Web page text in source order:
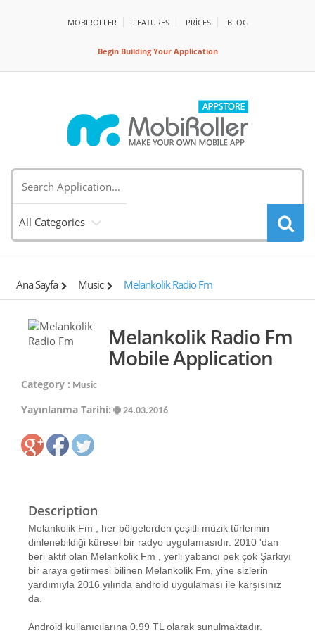
MOBIROLLER FEATURES PRİCES BLOG
Begin Building Your Application
All Categories
Ana Sayfa Music Melankolik Radio Fm
Melankolik Radio Fm
Mobile Application
Category : Music
Yayınlanma Tarihi: 24.03.2016
Description
Melankolik Fm , her bölgelerden çeşitli müzik türlerinin
dinlenebildiği küresel bir radyo uygulamasıdır. 2010 'dan
beri aktif olan Melankolik Fm , yerli yabancı pek çok Şarkıyı
bir araya getirmesi bilinen Melankolik Fm, yine sizlerin
yardımıyla 2016 yılında android uygulaması ile karşısınız
da.
Android kullanıcılarına 0.99 TL olarak sunulmaktadır.